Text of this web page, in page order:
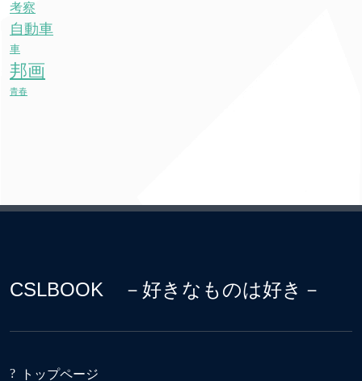
考察
自動車
車
邦画
青春
CSLBOOK －好きなものは好き－
トップページ